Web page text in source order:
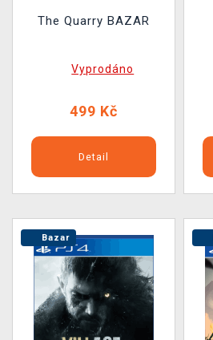
The Quarry BAZAR
Vyprodáno
499 Kč
Detail
Bazar